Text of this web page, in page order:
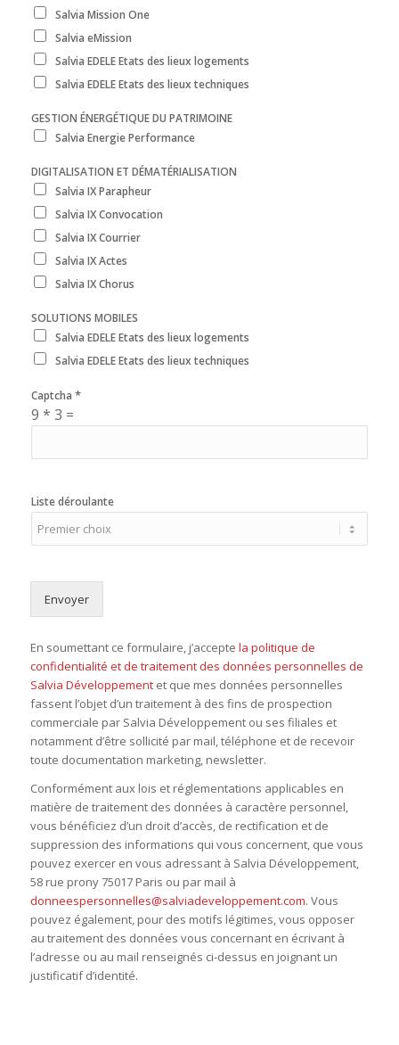
Salvia Mission One
Salvia eMission
Salvia EDELE Etats des lieux logements
Salvia EDELE Etats des lieux techniques
GESTION ÉNERGÉTIQUE DU PATRIMOINE
Salvia Energie Performance
DIGITALISATION ET DÉMATÉRIALISATION
Salvia IX Parapheur
Salvia IX Convocation
Salvia IX Courrier
Salvia IX Actes
Salvia IX Chorus
SOLUTIONS MOBILES
Salvia EDELE Etats des lieux logements
Salvia EDELE Etats des lieux techniques
Captcha *
9 * 3 =
Liste déroulante
Envoyer
En soumettant ce formulaire, j’accepte la politique de
confidentialité et de traitement des données personnelles de
Salvia Développementet que mes données personnelles
fassent l’objet d’un traitement à des fins de prospection
commerciale par Salvia Développement ou ses filiales et
notamment d’être sollicité par mail, téléphone et de recevoir
toute documentation marketing, newsletter.
Conformément aux lois et réglementations applicables en
matière de traitement des données à caractère personnel,
vous bénéficiez d’un droit d’accès, de rectification et de
suppression des informations qui vous concernent, que vous
pouvez exercer en vous adressant à Salvia Développement,
58 rue prony 75017 Paris ou par mail à
donneespersonnelles@salviadeveloppement.com. Vous
pouvez également, pour des motifs légitimes, vous opposer
au traitement des données vous concernant en écrivant à
l’adresse ou au mail renseignés ci-dessus en joignant un
justificatif d’identité.